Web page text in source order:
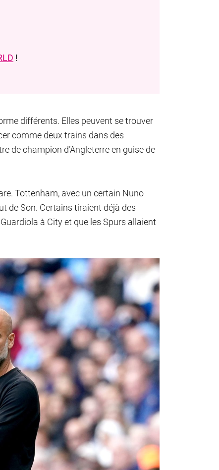
!
différents. Elles peuvent se trouver
comme deux trains dans des
de champion d’Angleterre en guise de
Tottenham, avec un certain Nuno
de Son. Certains tiraient déjà des
à City et que les Spurs allaient